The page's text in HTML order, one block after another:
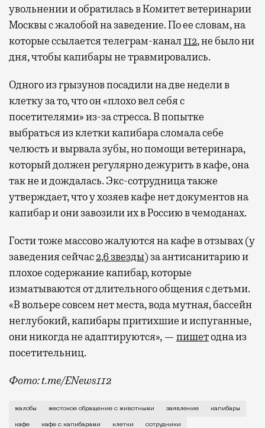
увольнении и обратилась в Комитет ветеринарии
Москвы с жалобой на заведение. По ее словам, на
которые ссылается телеграм-канал112, не было ни
дня, чтобы капибары не травмировались.
Одного из грызунов посадили на две недели в
клетку за то, что он «плохо вел себя с
посетителями» из-за стресса. В попытке
выбраться из клетки капибара сломала себе
челюсть и вырвала зубы, но помощи ветеринара,
который должен регулярно дежурить в кафе, она
так не и дождалась. Экс-сотрудница также
утверждает, что у хозяев кафе нет документов на
капибар и они завозили их в Россию в чемоданах.
Гости тоже массово жалуются на кафе в отзывах (у
заведения сейчас2,6 звезды) за антисанитарию и
плохое содержание капибар, которые
изматываются от длительного общения с детьми.
«В вольере совсем нет места, вода мутная, бассейн
неглубокий, капибары притихшие и испуганные,
они никогда не адаптируются», — пишетодна из
посетительниц.
Фото: t.me/ENews112
С момента открытия нового контактного кафе с
жалобы жестокое обращение с животными заявление капибары
кафе кафе с капибарами клетки сотрудники